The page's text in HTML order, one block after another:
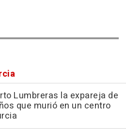
Lumbreras la expareja de
que murió en un centro